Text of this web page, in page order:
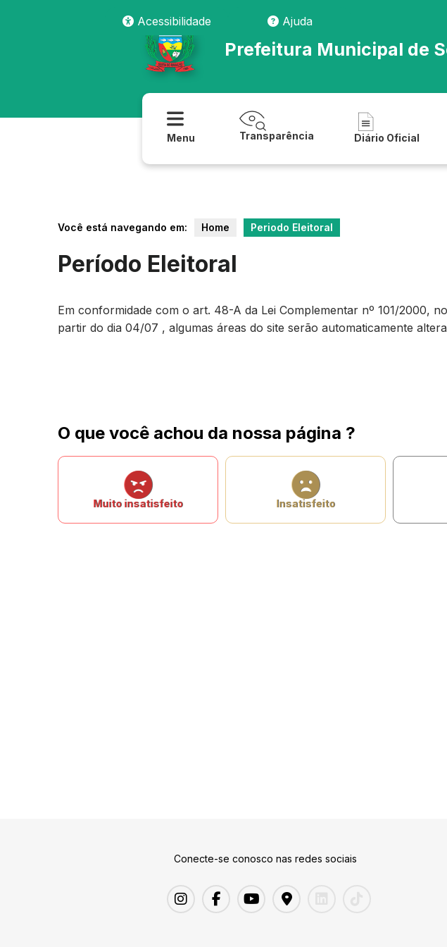
Acessibilidade
Ajuda
Prefeitura Municipal de
Menu Transparência Diário Oficial
Você está navegando em: Home Periodo Eleitoral
Período Eleitoral
Em conformidade com o art. 48-A da Lei Complementar nº 101/2000,
partir do dia 04/07 , algumas áreas do site serão automaticamente
O que você achou da nossa página ?
Muito insatisfeito Insatisfeito
Conecte-se conosco nas redes sociais